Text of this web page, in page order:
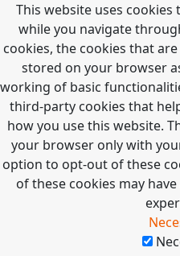
This website uses
while you navigate
cookies, the cookies that
stored on your browser
working of basic
third-party cookies that
how you use this website.
your browser only with
option to opt-out of these
of these cookies may